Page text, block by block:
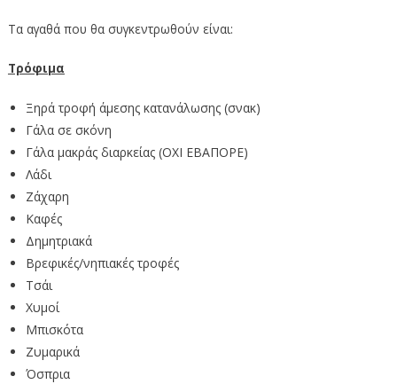
Τα αγαθά που θα συγκεντρωθούν είναι:
Τρόφιμα
Ξηρά τροφή άμεσης κατανάλωσης (σνακ)
Γάλα σε σκόνη
Γάλα μακράς διαρκείας (ΟΧΙ ΕΒΑΠΟΡΕ)
Λάδι
Ζάχαρη
Καφές
Δημητριακά
Βρεφικές/νηπιακές τροφές
Τσάι
Χυμοί
Μπισκότα
Ζυμαρικά
Όσπρια